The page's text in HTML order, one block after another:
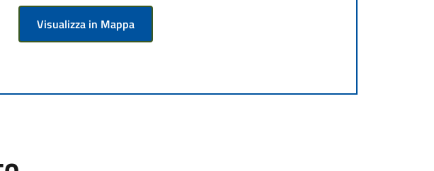
Visualizza in Mappa